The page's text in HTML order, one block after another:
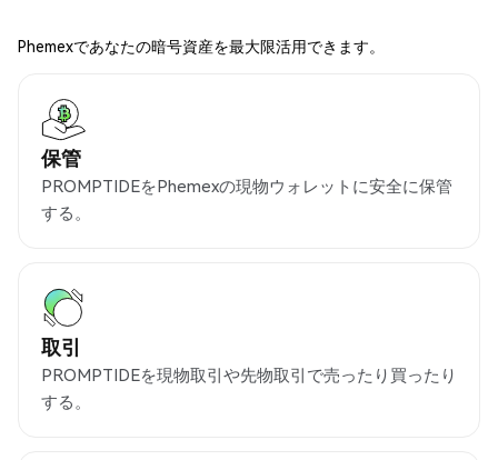
Phemexであなたの暗号資産を最大限活用できます。
保管
PROMPTIDEをPhemexの現物ウォレットに安全に保管
する。
取引
PROMPTIDEを現物取引や先物取引で売ったり買ったり
する。